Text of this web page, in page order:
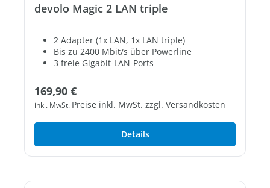
devolo Magic 2 LAN triple
2 Adapter (1x LAN, 1x LAN triple)
Bis zu 2400 Mbit/s über Powerline
3 freie Gigabit-LAN-Ports
Regulärer Preis:
169,90 €
inkl. MwSt. Preise inkl. MwSt. zzgl. Versandkosten
Details